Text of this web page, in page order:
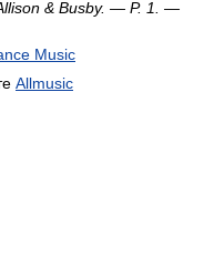
& Busby. — P. 1. —
Music
Allmusic